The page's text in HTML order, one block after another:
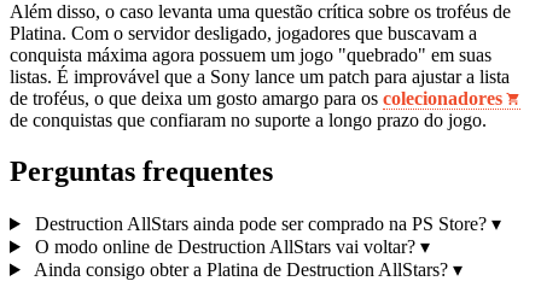
Além disso, o caso levanta uma questão crítica sobre os troféus de
Platina. Com o servidor desligado, jogadores que buscavam a
conquista máxima agora possuem um jogo "quebrado" em suas
listas. É improvável que a Sony lance um patch para ajustar a lista
de troféus, o que deixa um gosto amargo para os colecionadores
de conquistas que confiaram no suporte a longo prazo do jogo.
Perguntas frequentes
Destruction AllStars ainda pode ser comprado na PS Store? ▾
O modo online de Destruction AllStars vai voltar? ▾
Ainda consigo obter a Platina de Destruction AllStars? ▾